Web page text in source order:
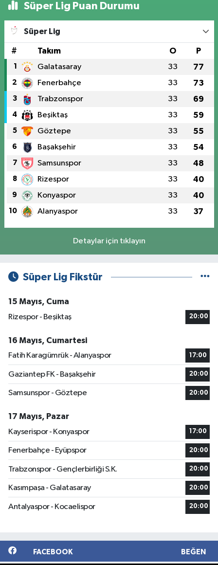
Süper Lig Puan Durumu
Süper Lig
# Takım O P
1 Galatasaray 33 77
2 Fenerbahçe 33 73
3 Trabzonspor 33 69
4 Beşiktaş 33 59
5 Göztepe 33 55
6 Başakşehir 33 54
7 Samsunspor 33 48
8 Rizespor 33 40
9 Konyaspor 33 40
10 Alanyaspor 33 37
Detaylar için tıklayın
Süper Lig Fikstür
15 Mayıs, Cuma
Rizespor - Beşiktaş
20:00
16 Mayıs, Cumartesi
Fatih Karagümrük - Alanyaspor
17:00
Gaziantep FK - Başakşehir 20:00
Samsunspor - Göztepe 20:00
17 Mayıs, Pazar
Kayserispor - Konyaspor
17:00
Fenerbahçe - Eyüpspor 20:00
Trabzonspor - Gençlerbirliği S.K. 20:00
Kasımpaşa - Galatasaray 20:00
Antalyaspor - Kocaelispor 20:00
FACEBOOK BEĞEN